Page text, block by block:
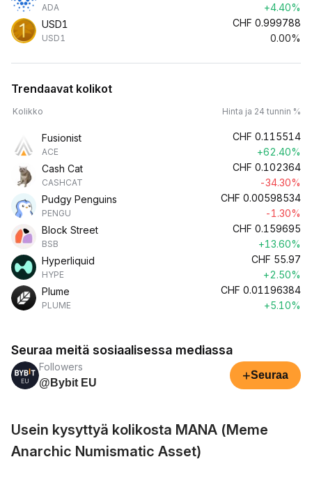
ADA
+4.40%
USD1
USD1
CHF 0.999788
0.00%
Trendaavat kolikot
Kolikko Hinta ja 24 tunnin %
Fusionist
ACE
CHF 0.115514
+62.40%
Cash Cat
CASHCAT
CHF 0.102364
-34.30%
Pudgy Penguins
PENGU
CHF 0.00598534
-1.30%
Block Street
BSB
CHF 0.159695
+13.60%
Hyperliquid
HYPE
CHF 55.97
+2.50%
Plume
PLUME
CHF 0.01196384
+5.10%
Seuraa meitä sosiaalisessa mediassa
Followers
@Bybit EU
+Seuraa
Usein kysyttyä kolikosta MANA (Meme
Anarchic Numismatic Asset)